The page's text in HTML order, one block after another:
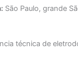
São Paulo, grande
técnica de